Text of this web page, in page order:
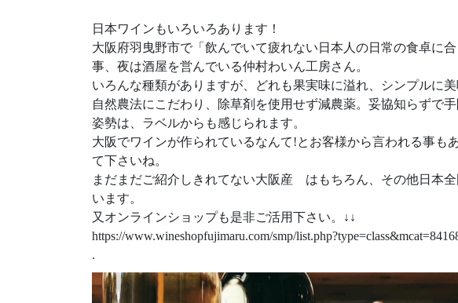
日本ワインもいろいろあります！
大阪府羽曳野市で「飲んでいて疲れない日本人の日常の食卓
事、夜は酒屋を営んでいる仲村わいん工房さん。
いろんな種類がありますが、どれも果実味に溢
自然農法にこだわり、除草剤を使用せず減農薬。妥協知らずで
姿勢は、ラベルからも感じられます。
大阪でワインが作られているなんて!とお客様から言われる
て下さいね。
まだまだご紹介しきれてない大阪産 はもちろん、そ
います。
又オンラインショップも是非ご活用下さい。↓↓
https://www.wineshopfujimaru.com/smp/
.